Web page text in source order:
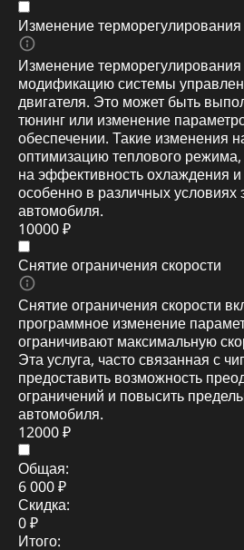
Изменение терморегулирования
Изменение
модификацию системы
двигателя. Это может быть
тюнинг или изменение
обеспечении. Такие изменения
оптимизацию теплового
на эффективность охлаждения
особенно в различных условиях
автомобиля.
10000 ₽
Снятие ограничения скорости
Снятие ограничения скорости
программное изменение
ограничивают максимальную
Эта услуга, часто связанная с
предоставить возможность
ограничений и повысить
автомобиля.
12000 ₽
Общая:
6 000 ₽
Скидка:
0 ₽
Итого: